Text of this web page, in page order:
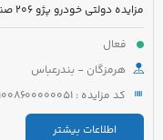
فعال
هرمزگان - بندرعباس
کد مزایده : 5221008600000051
اطلاعات بیشتر